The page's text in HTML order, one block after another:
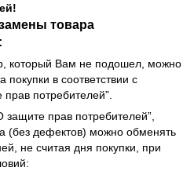
товара
который Вам не подошел, можно
в соответствии с
потребителей”.
защите прав потребителей”,
(без дефектов) можно обменять
не считая дня покупки, при